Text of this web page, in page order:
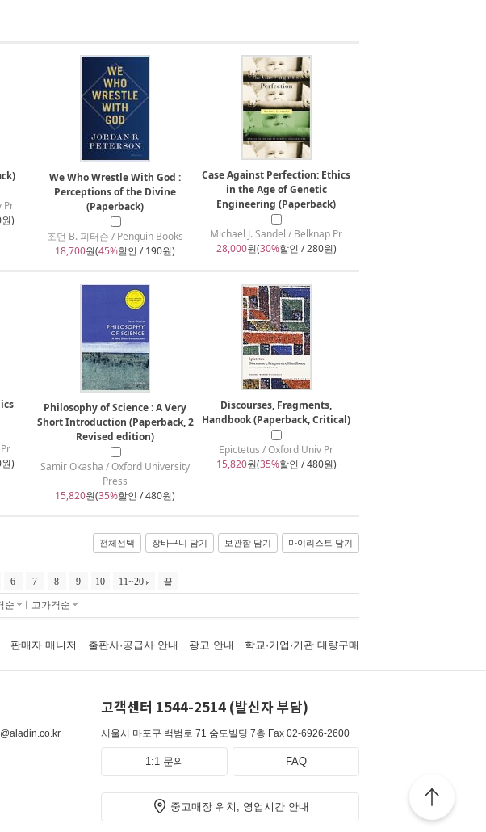
Pr
)
We Who Wrestle With God :
Perceptions of the Divine
(Paperback)
조던 B. 피터슨 / Penguin Books
18,700원(45%할인 / 190원)
Case Against Perfection: Ethics
in the Age of Genetic
Engineering (Paperback)
Michael J. Sandel / Belknap Pr
28,000원(30%할인 / 280원)
)
Philosophy of Science : A Very
Short Introduction (Paperback, 2
Revised edition)
Samir Okasha / Oxford University
Press
15,820원(35%할인 / 480원)
Discourses, Fragments,
Handbook (Paperback, Critical)
Epictetus / Oxford Univ Pr
15,820원(35%할인 / 480원)
전체선택 장바구니 담기 보관함 담기 마이리스트 담기
6 7 8 9 10 11~20 끝
순 ㅣ 고가격순
판매자 매니저 출판사·공급사 안내 광고 안내 학교·기업·기관 대량구매
고객센터 1544-2514 (발신자 부담)
서울시 마포구 백범로 71 숨도빌딩 7층 Fax 02-6926-2600
1:1 문의 FAQ
중고매장 위치, 영업시간 안내